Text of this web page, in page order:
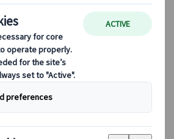
Reiseziels
Erlebnisse
mit dem Zug
Japan